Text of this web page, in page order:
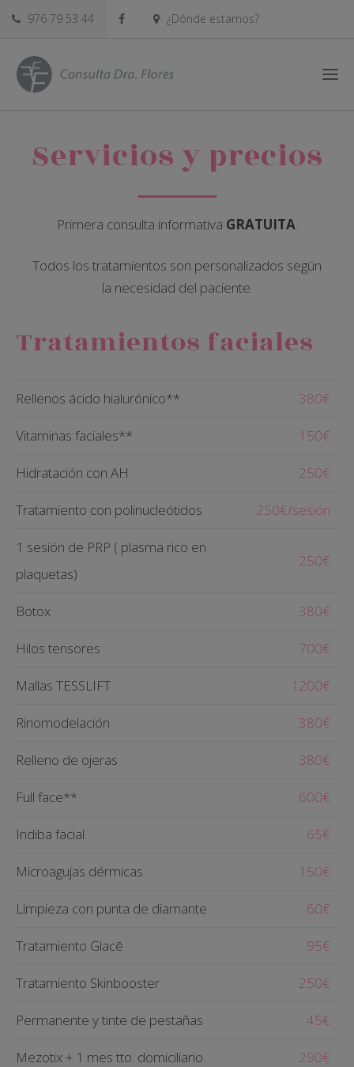
976 79 53 44 ¿Dónde estamos?
Servicios y precios
Primera consulta informativa GRATUITA.
Todos los tratamientos son personalizados según
la necesidad del paciente.
Tratamientos faciales
Rellenos ácido hialurónico** 380€
Vitaminas faciales** 150€
Hidratación con AH 250€
Tratamiento con polinucleótidos 250€/sesión
1 sesión de PRP ( plasma rico en
plaquetas)
250€
Botox 380€
Hilos tensores 700€
Mallas TESSLIFT 1200€
Rinomodelación 380€
Relleno de ojeras 380€
Full face** 600€
Indiba facial 65€
Microagujas dérmicas 150€
Limpieza con punta de diamante 60€
Tratamiento Glacē 95€
Tratamiento Skinbooster 250€
Permanente y tinte de pestañas 45€
Mezotix + 1 mes tto. domiciliario 290€